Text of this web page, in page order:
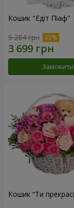
Кошик "Едіт Піаф"
5 284 грн
Замовити
Кошик “Ти